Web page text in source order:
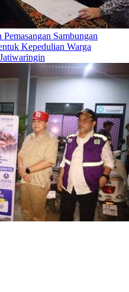
Sambungan
Kepedulian Warga